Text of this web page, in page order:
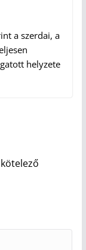
a szerdai, a
helyzete